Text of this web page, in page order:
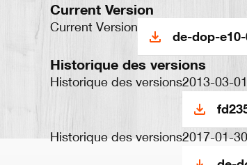
Current Version
Current Version
de-dop-
Historique des versions
Historique des versions2013-03-01
Historique des versions2017-01-30